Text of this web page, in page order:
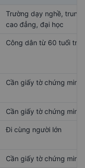
Trường dạy nghề, trung
cao đẳng, đại học
Công dân từ 60 tuổi trở
Cần giấy tờ chứng minh
Cần giấy tờ chứng minh
Đi cùng người lớn
Cần giấy tờ chứng minh